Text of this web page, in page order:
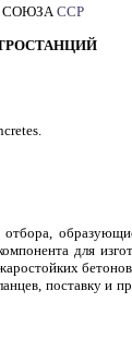
СОЮЗАССР
для
поставку и